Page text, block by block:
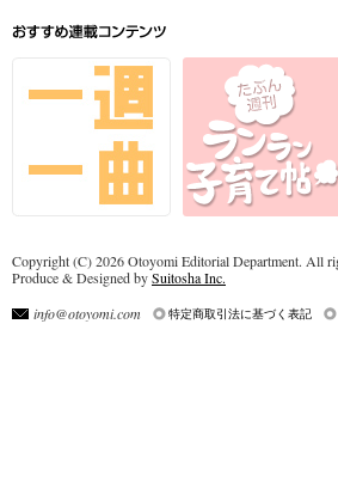
Copyright (C) 2026 Otoyomi Editorial Department. All
Produce & Designed bySuitosha Inc.
info@otoyomi.com
特定商取引法に基づく表記